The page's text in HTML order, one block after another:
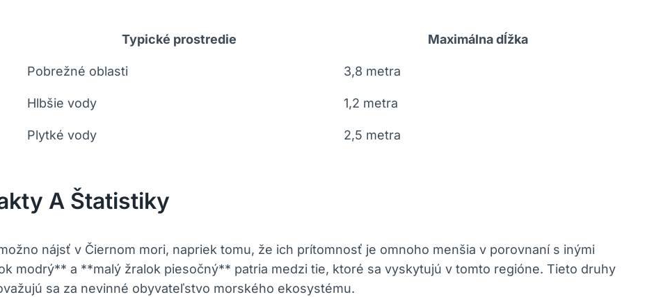
Typické prostredie Maximálna dĺžka
Pobrežné oblasti 3,8 metra
Hlbšie vody 1,2 metra
Plytké vody 2,5 metra
A Štatistiky
nájsť v Čiernom mori, napriek tomu, že ich prítomnosť je omnoho menšia v porovnaní s inými
modrý** a **malý žralok piesočný** patria medzi tie, ktoré sa vyskytujú v tomto regióne. Tieto druhy
sa za nevinné obyvateľstvo morského ekosystému.